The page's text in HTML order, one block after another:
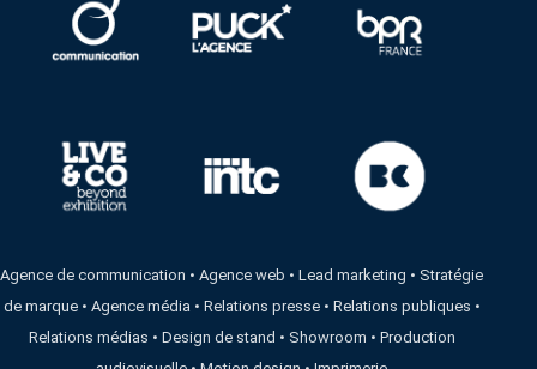
Agence de communication •Agence web •Lead marketing • Stratégie
de marque• Agence média • Relations presse• Relations publiques •
Relations médias • Design de stand • Showroom • Production